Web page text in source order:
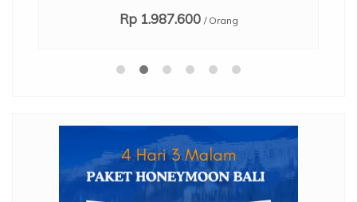
Rp 1.987.600 / Orang